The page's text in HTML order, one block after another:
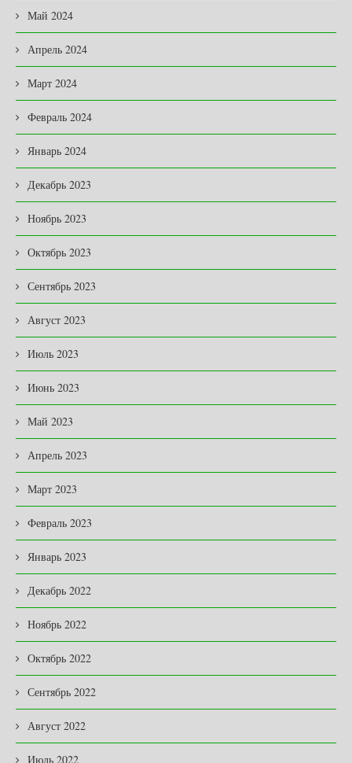
Май 2024
Апрель 2024
Март 2024
Февраль 2024
Январь 2024
Декабрь 2023
Ноябрь 2023
Октябрь 2023
Сентябрь 2023
Август 2023
Июль 2023
Июнь 2023
Май 2023
Апрель 2023
Март 2023
Февраль 2023
Январь 2023
Декабрь 2022
Ноябрь 2022
Октябрь 2022
Сентябрь 2022
Август 2022
Июль 2022